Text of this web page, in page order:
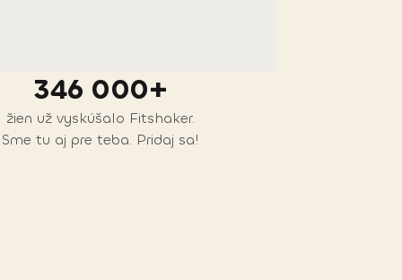
346 000+
žien už vyskúšalo Fitshaker.
Sme tu aj pre teba. Pridaj sa!